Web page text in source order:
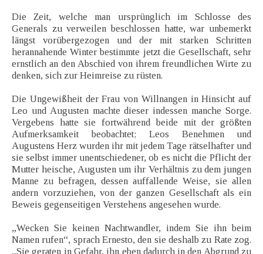
Die Zeit, welche man ursprünglich im Schlosse des
Generals zu verweilen beschlossen hatte, war unbemerkt
längst vorübergezogen und der mit starken Schritten
herannahende Winter bestimmte jetzt die Gesellschaft, sehr
ernstlich an den Abschied von ihrem freundlichen Wirte zu
denken, sich zur Heimreise zu rüsten.
Die Ungewißheit der Frau von Willnangen in Hinsicht auf
Leo und Augusten machte dieser indessen manche Sorge.
Vergebens hatte sie fortwährend beide mit der größten
Aufmerksamkeit beobachtet; Leos Benehmen und
Augustens Herz wurden ihr mit jedem Tage rätselhafter und
sie selbst immer unentschiedener, ob es nicht die Pflicht der
Mutter heische, Augusten um ihr Verhältnis zu dem jungen
Manne zu befragen, dessen auffallende Weise, sie allen
andern vorzuziehen, von der ganzen Gesellschaft als ein
Beweis gegenseitigen Verstehens angesehen wurde.
„Wecken Sie keinen Nachtwandler, indem Sie ihn beim
Namen rufen“, sprach Ernesto, den sie deshalb zu Rate zog.
„Sie geraten in Gefahr, ihn eben dadurch in den Abgrund zu